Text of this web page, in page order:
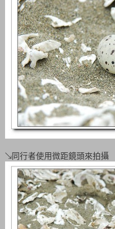
↘同行者使用微距鏡頭來拍攝